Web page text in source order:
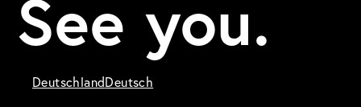
See you.
DeutschlandDeutsch